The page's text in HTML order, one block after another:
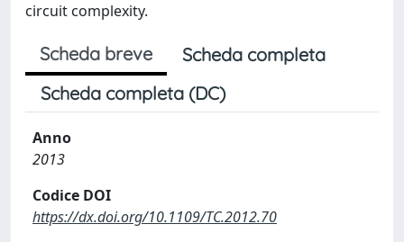
circuit complexity.
Scheda breve
Scheda completa
Scheda completa (DC)
Anno
2013
Codice DOI
https://dx.doi.org/10.1109/TC.2012.70